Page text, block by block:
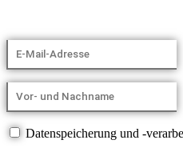
Datenspeicherung und -